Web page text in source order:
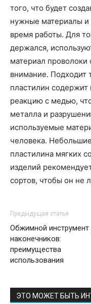
того, что будет
нужные материалы и
время работы. Для
держался,
материал проволоки
внимание. Подходит
пластилин содержит
реакцию с медью,
металла и
используемые
человека.
пластилина мягких
изделий
сортов, чтобы он не
Предыдущая статья
Обжимной инструмент
наконечников:
преимущества
использования
ЭТО МОЖЕТ БЫТЬ